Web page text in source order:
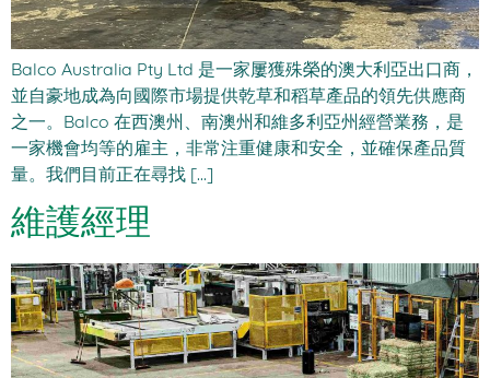
Balco Australia Pty Ltd 是一家屢獲殊榮的澳大利亞出口商，
並自豪地成為向國際市場提供乾草和稻草產品的領先供應商
之一。Balco 在西澳州、南澳州和維多利亞州經營業務，是
一家機會均等的雇主，非常注重健康和安全，並確保產品質
量。我們目前正在尋找 [...]
維護經理